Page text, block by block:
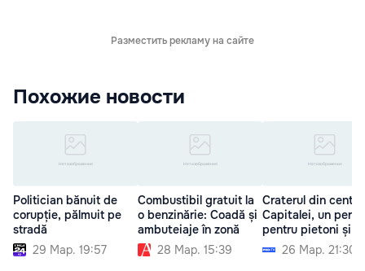
Разместить рекламу на сайте
Похожие новости
Politician bănuit de
corupție, pălmuit pe
stradă
29 Мар. 19:57
Combustibil gratuit la
o benzinărie: Coadă și
ambuteiaje în zonă
28 Мар. 15:39
Craterul din centrul
Capitalei, un
pentru pietoni și
26 Мар. 21:30